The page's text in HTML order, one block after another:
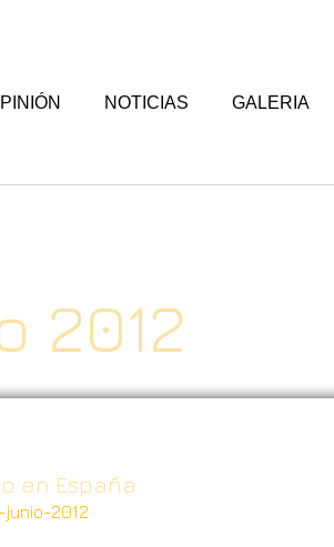
NOTICIAS GALERIA
2012
en España
junio-2012